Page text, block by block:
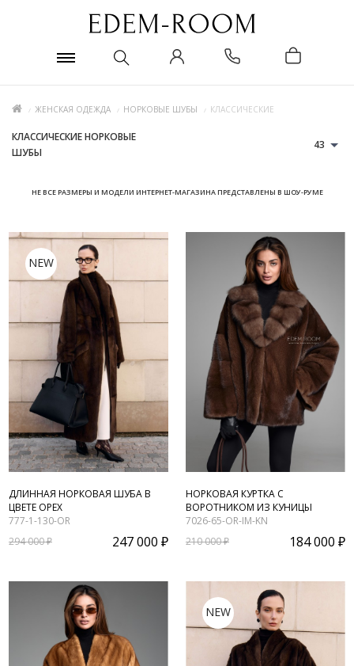
ЖЕНСКАЯ ОДЕЖДА НОРКОВЫЕ ШУБЫ КЛАССИЧЕСКИЕ
КЛАССИЧЕСКИЕ НОРКОВЫЕ
ШУБЫ
НЕ ВСЕ РАЗМЕРЫ И МОДЕЛИ ИНТЕРНЕТ-МАГАЗИНА ПРЕДСТАВЛЕНЫ В ШОУ-РУМЕ
43
NEW
ДЛИННАЯ НОРКОВАЯ ШУБА В
ЦВЕТЕ ОРЕХ
777-1-130-OR
294 000 ₽
247 000 ₽
НОРКОВАЯ КУРТКА С
ВОРОТНИКОМ ИЗ КУНИЦЫ
7026-65-OR-IM-KN
210 000 ₽
184 000 ₽
NEW